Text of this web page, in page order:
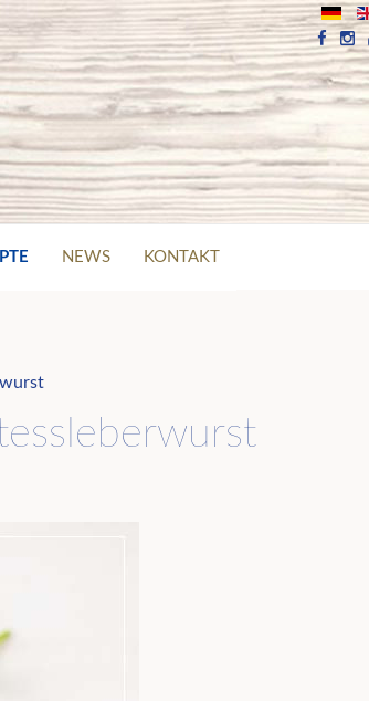
NEWS KONTAKT